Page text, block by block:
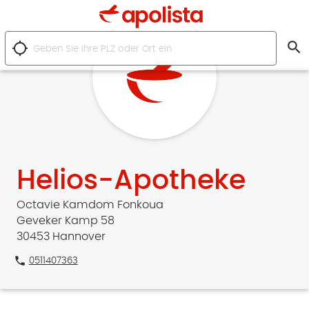
location_searching search
Helios-Apotheke
Octavie Kamdom Fonkoua
Geveker Kamp 58
30453 Hannover
phone 0511407363